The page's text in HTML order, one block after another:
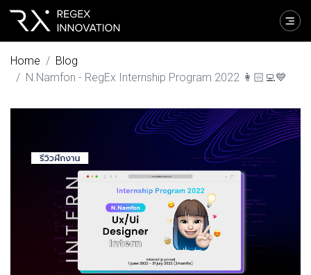
Home
Blog
N.Namfon - RegEx Internship Program 2022 👩🏻‍💻💙